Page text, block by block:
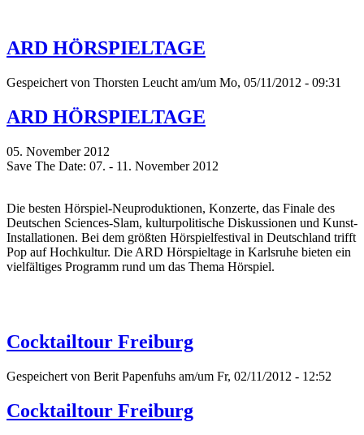
ARD HÖRSPIELTAGE
Gespeichert von Thorsten Leucht am/um Mo, 05/11/2012 - 09:31
ARD HÖRSPIELTAGE
05. November 2012
Save The Date: 07. - 11. November 2012
Die besten Hörspiel-Neuproduktionen, Konzerte, das Finale des
Deutschen Sciences-Slam, kulturpolitische Diskussionen und Kunst-
Installationen. Bei dem größten Hörspielfestival in Deutschland trifft
Pop auf Hochkultur. Die ARD Hörspieltage in Karlsruhe bieten ein
vielfältiges Programm rund um das Thema Hörspiel.
Cocktailtour Freiburg
Gespeichert von Berit Papenfuhs am/um Fr, 02/11/2012 - 12:52
Cocktailtour Freiburg